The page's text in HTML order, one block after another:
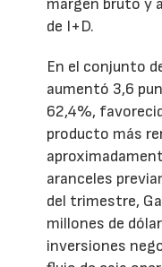
margen bruto y
de I+D.
En el conjunto
aumentó 3,6
62,4%,
producto más
aranceles
del trimestre,
millones de
inversiones